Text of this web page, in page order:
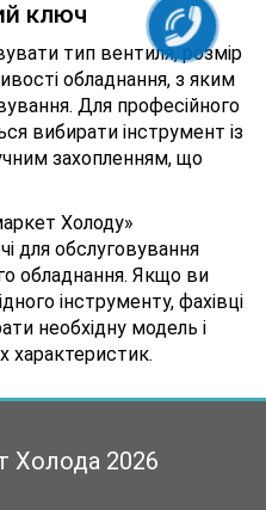
ключ
тип вентиля, розмір
обладнання, з яким
Для професійного
вибирати інструмент із
захопленням, що
Холоду»
для обслуговування
обладнання. Якщо ви
інструменту, фахівці
необхідну модель і
характеристик.
Холода 2026